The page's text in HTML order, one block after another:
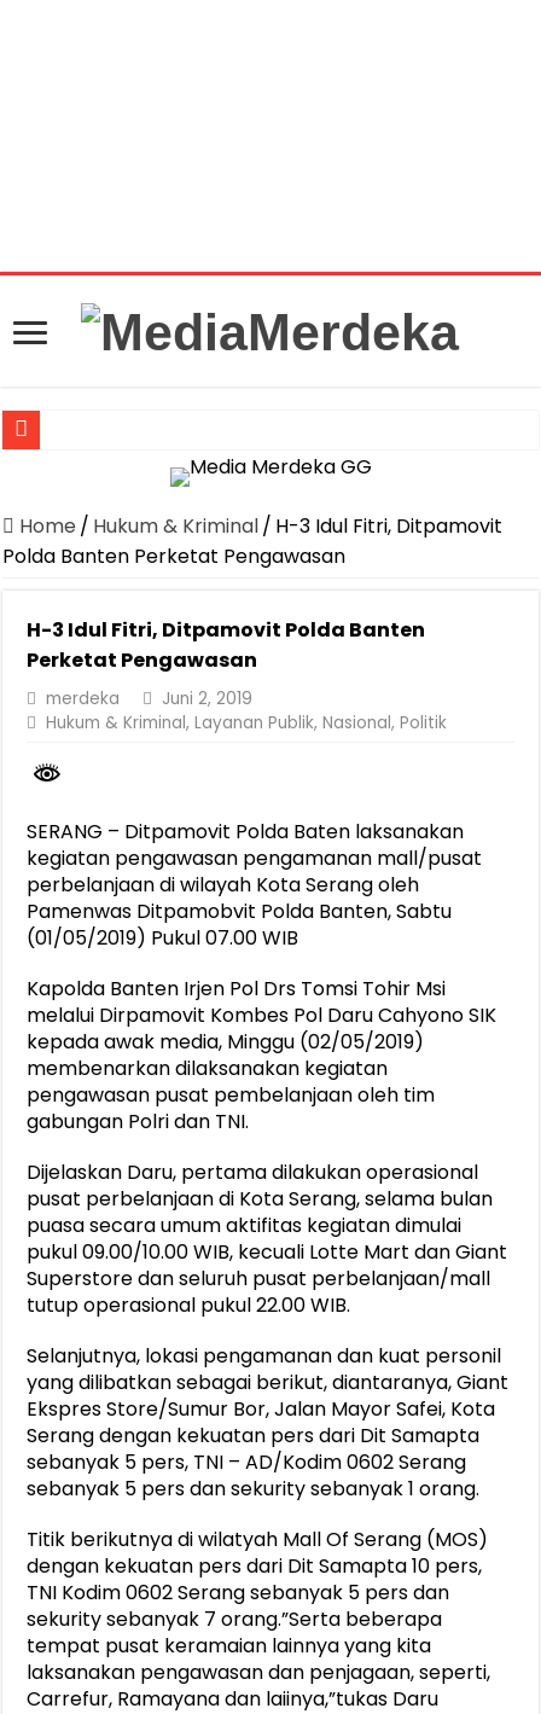
Jasa Raharja Serahkan Santunan kepada Ahli Waris Korban
Canangkan Desa TAPIS dan Luncurkan Sekolah Lansia di
Pemprov Lampung Berhasil Kendalikan Inflasi, Jadi Provinsi
Dirut Jasa Raharja Dampingi Wamenhub Tinjau Penanganan
Pastikan Pelayanan Maksimal, Direksi Jasa Raharja Tinjau Korban
Dirut Jasa Raharja Dampingi Wamenhub Tinjau Penanganan
Purnama Wulan Sari Mirza Buka SiSeSa Roadshow Lampung
Home / Hukum & Kriminal/ H-3 Idul Fitri, Ditpamovit
Polda Banten Perketat Pengawasan
H-3 Idul Fitri, Ditpamovit Polda Banten
Perketat Pengawasan
merdeka
Juni 2, 2019
Hukum & Kriminal,Layanan Publik,Nasional,Politik
SERANG – Ditpamovit Polda Baten laksanakan
kegiatan pengawasan pengamanan mall/pusat
perbelanjaan di wilayah Kota Serang oleh
Pamenwas Ditpamobvit Polda Banten, Sabtu
(01/05/2019) Pukul 07.00 WIB
Kapolda Banten Irjen Pol Drs Tomsi Tohir Msi
melalui Dirpamovit Kombes Pol Daru Cahyono SIK
kepada awak media, Minggu (02/05/2019)
membenarkan dilaksanakan kegiatan
pengawasan pusat pembelanjaan oleh tim
gabungan Polri dan TNI.
Dijelaskan Daru, pertama dilakukan operasional
pusat perbelanjaan di Kota Serang, selama bulan
puasa secara umum aktifitas kegiatan dimulai
pukul 09.00/10.00 WIB, kecuali Lotte Mart dan Giant
Superstore dan seluruh pusat perbelanjaan/mall
tutup operasional pukul 22.00 WIB.
Selanjutnya, lokasi pengamanan dan kuat personil
yang dilibatkan sebagai berikut, diantaranya, Giant
Ekspres Store/Sumur Bor, Jalan Mayor Safei, Kota
Serang dengan kekuatan pers dari Dit Samapta
sebanyak 5 pers, TNI – AD/Kodim 0602 Serang
sebanyak 5 pers dan sekurity sebanyak 1 orang.
Titik berikutnya di wilatyah Mall Of Serang (MOS)
dengan kekuatan pers dari Dit Samapta 10 pers,
TNI Kodim 0602 Serang sebanyak 5 pers dan
sekurity sebanyak 7 orang.”Serta beberapa
tempat pusat keramaian lainnya yang kita
laksanakan pengawasan dan penjagaan, seperti,
Carrefur, Ramayana dan laiinya,”tukas Daru